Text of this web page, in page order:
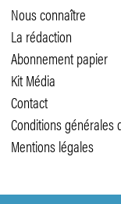
Nous connaître
La rédaction
Abonnement papier
Kit Média
Contact
Conditions générales
Mentions légales